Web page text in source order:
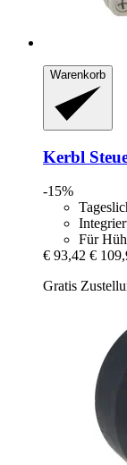
Warenkorb
Kerbl
-15%
Für
€ 93,42 €
Gratis